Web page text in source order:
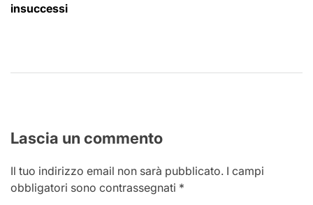
insuccessi
Lascia un commento
Il tuo indirizzo email non sarà pubblicato. I campi
obbligatori sono contrassegnati *